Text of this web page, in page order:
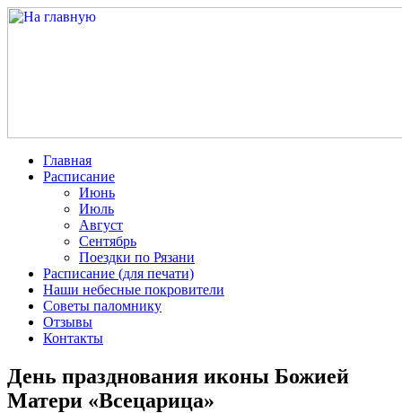
Главная
Расписание
Июнь
Июль
Август
Сентябрь
Поездки по Рязани
Расписание (для печати)
Наши небесные покровители
Советы паломнику
Отзывы
Контакты
День празднования иконы Божией
Матери «Всецарица»